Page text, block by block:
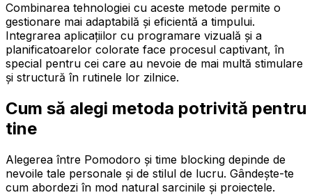
Combinarea tehnologiei cu aceste metode permite o
gestionare mai adaptabilă și eficientă a timpului.
Integrarea aplicațiilor cu programare vizuală și a
planificatoarelor colorate face procesul captivant, în
special pentru cei care au nevoie de mai multă stimulare
și structură în rutinele lor zilnice.
Cum să alegi metoda potrivită pentru
tine
Alegerea între Pomodoro și time blocking depinde de
nevoile tale personale și de stilul de lucru. Gândește-te
cum abordezi în mod natural sarcinile și proiectele.